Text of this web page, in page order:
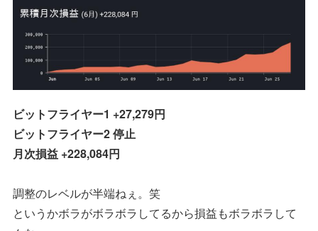
ビットフライヤー1 +27,279円
ビットフライヤー2 停止
月次損益 +228,084円
調整のレベルが半端ねぇ。笑
というかボラがボラボラしてるから損益もボラボラして